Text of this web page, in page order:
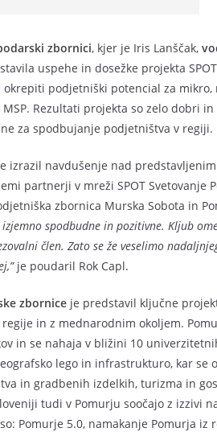
zbornici, kjer je Iris Lanščak,
uspehe in dosežke projekta
podjetniški potencial za
Rezultati projekta so zelo dobri
za spodbujanje podjetništva v regiji.
izrazil navdušenje nad
partnerji v mreži SPOT Svetovanje
zbornica Murska Sobota in
spodbudne in pozitivne. Kljub
člen. Zato se že veselimo
je poudaril Rok Capl.
zbornice je predstavil ključne
in z mednarodnim okoljem.
in se nahaja v bližini 10
lego in infrastrukturo, kar se
in gradbenih izdelkih, turizma in
tudi v Pomurju soočajo z izzivi
Pomurje 5.0, namakanje Pomurja iz